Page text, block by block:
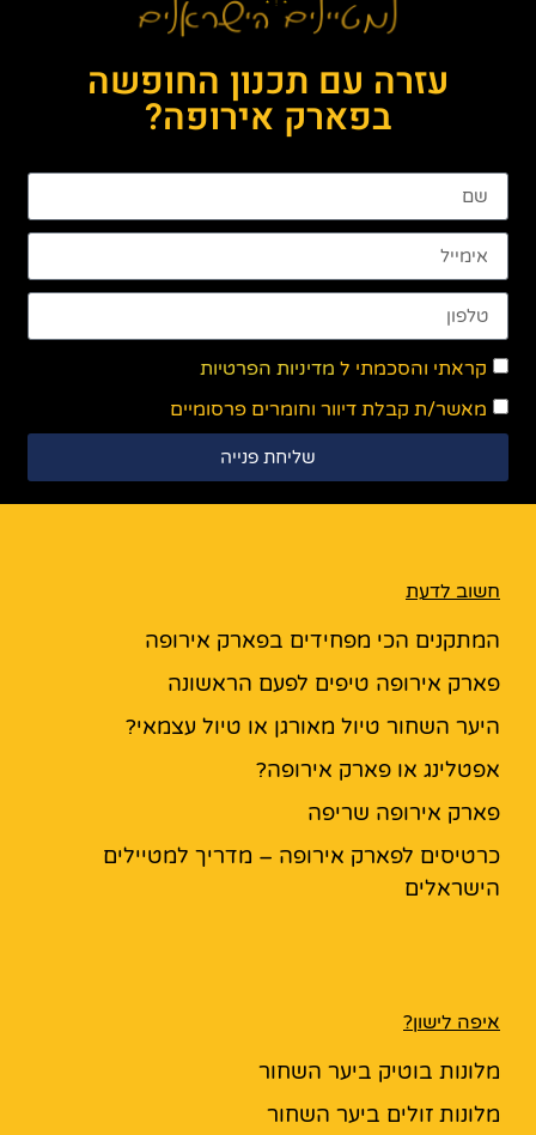
עזרה עם תכנון החופשה
בפארק אירופה?
קראתי והסכמתי ל מדיניות הפרטיות
מאשר/ת קבלת דיוור וחומרים פרסומיים
שליחת פנייה
חשוב לדעת
המתקנים הכי מפחידים בפארק אירופה
פארק אירופה טיפים לפעם הראשונה
היער השחור טיול מאורגן או טיול עצמאי?
אפטלינג או פארק אירופה?
פארק אירופה שריפה
כרטיסים לפארק אירופה – מדריך למטיילים
הישראלים
איפה לישון?
מלונות בוטיק ביער השחור
מלונות זולים ביער השחור